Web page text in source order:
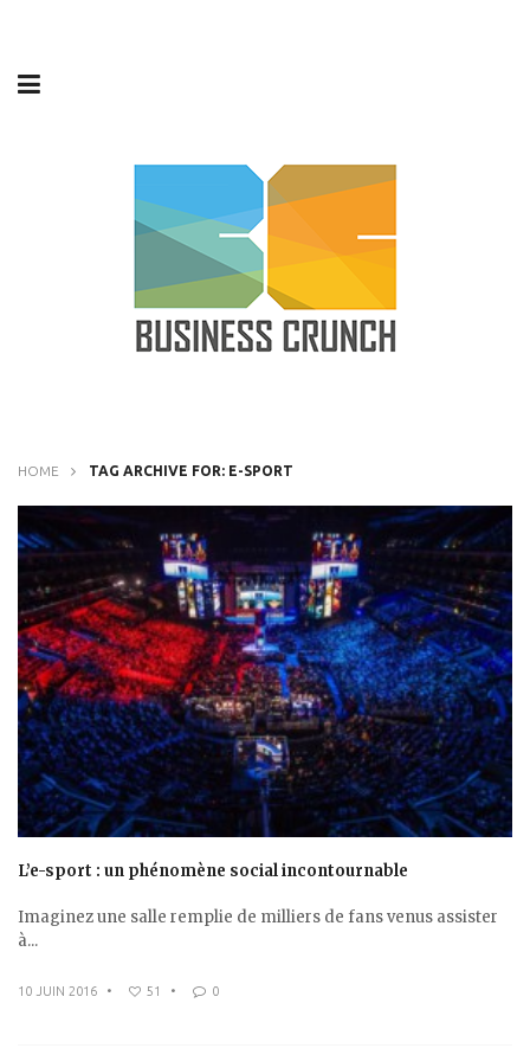
HOME TAG ARCHIVE FOR: E-SPORT
L’e-sport : un phénomène social incontournable
Imaginez une salle remplie de milliers de fans venus assister
à...
10 JUIN 2016 • 51 • 0